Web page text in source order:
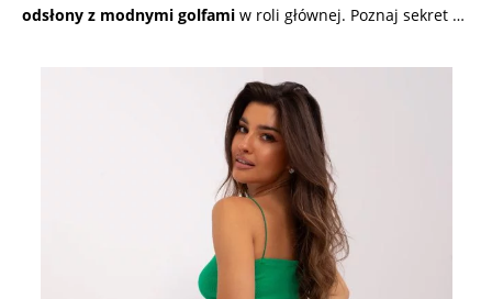
odsłony z modnymi golfami w roli głównej. Poznaj sekret …